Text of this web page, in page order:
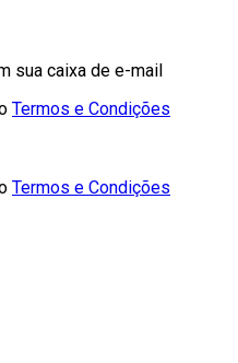
sua caixa de e-mail
Termos e Condições
Termos e Condições